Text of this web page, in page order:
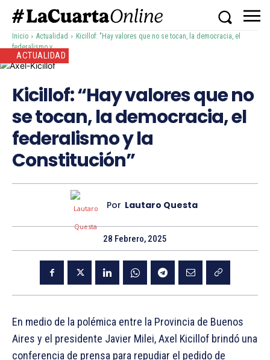
Inicio Actualidad
Kicillof: "Hay valores que no se tocan, la democracia, el
federalismo y...
ACTUALIDAD
Kicillof: “Hay valores que no
se tocan, la democracia, el
federalismo y la
Constitución”
Por Lautaro Questa
28 Febrero, 2025
En medio de la polémica entre la Provincia de Buenos
Aires y el presidente Javier Milei, Axel Kicillof brindó una
conferencia de prensa para repudiar el pedido de